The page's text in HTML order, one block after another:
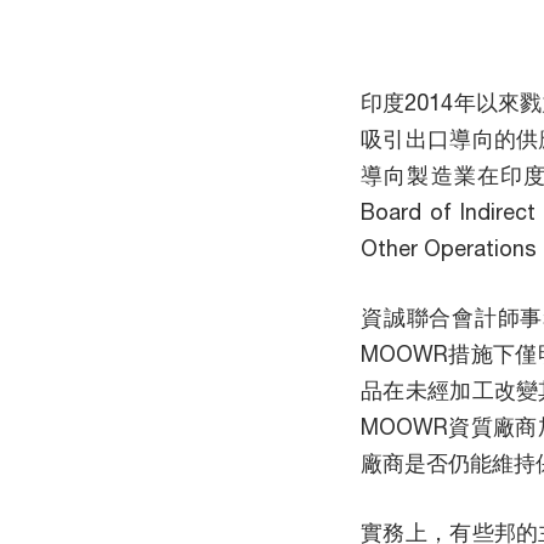
印度2014年以來
吸引出口導向的
導向製造業在印
Board of Indirect
Other Operations
資誠聯合會計師
MOOWR措施下
品在未經加工改
MOOWR資質廠
廠商是否仍能維
實務上，有些邦